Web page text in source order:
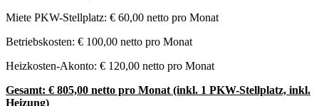
Miete PKW-Stellplatz: € 60,00 netto pro Monat
Betriebskosten: € 100,00 netto pro Monat
Heizkosten-Akonto: € 120,00 netto pro Monat
Gesamt: € 805,00 netto pro Monat (inkl. 1 PKW-Stellplatz, inkl.
Heizung)